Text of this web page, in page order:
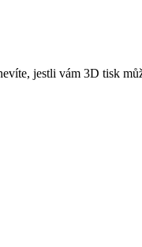
jestli vám 3D tisk